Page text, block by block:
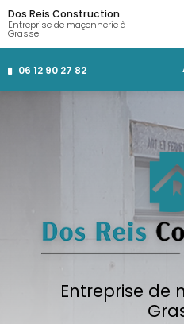
Aller
au
contenu
principal
06 12 90 27 82
Salle
Dos Reis Construction
Entreprise de maçonnerie à
Grasse
Entreprise de